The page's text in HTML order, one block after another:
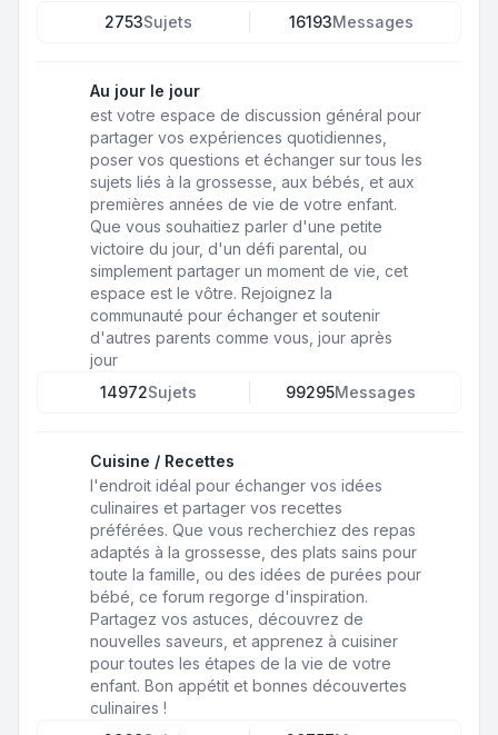
2753Sujets 16193Messages
Au jour le jour
est votre espace de discussion général pour
partager vos expériences quotidiennes,
poser vos questions et échanger sur tous les
sujets liés à la grossesse, aux bébés, et aux
premières années de vie de votre enfant.
Que vous souhaitiez parler d'une petite
victoire du jour, d'un défi parental, ou
simplement partager un moment de vie, cet
espace est le vôtre. Rejoignez la
communauté pour échanger et soutenir
d'autres parents comme vous, jour après
jour
14972Sujets 99295Messages
Cuisine / Recettes
l'endroit idéal pour échanger vos idées
culinaires et partager vos recettes
préférées. Que vous recherchiez des repas
adaptés à la grossesse, des plats sains pour
toute la famille, ou des idées de purées pour
bébé, ce forum regorge d'inspiration.
Partagez vos astuces, découvrez de
nouvelles saveurs, et apprenez à cuisiner
pour toutes les étapes de la vie de votre
enfant. Bon appétit et bonnes découvertes
culinaires !